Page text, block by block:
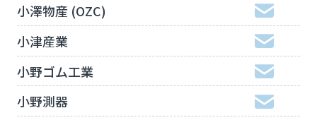
小澤物産 (OZC)
小津産業
小野ゴム工業
小野測器